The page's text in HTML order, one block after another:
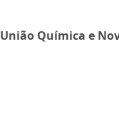
União Química e